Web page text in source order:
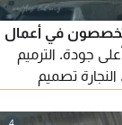
في أعمال
جودة. الترميم
تصميم
وجدران جبسون